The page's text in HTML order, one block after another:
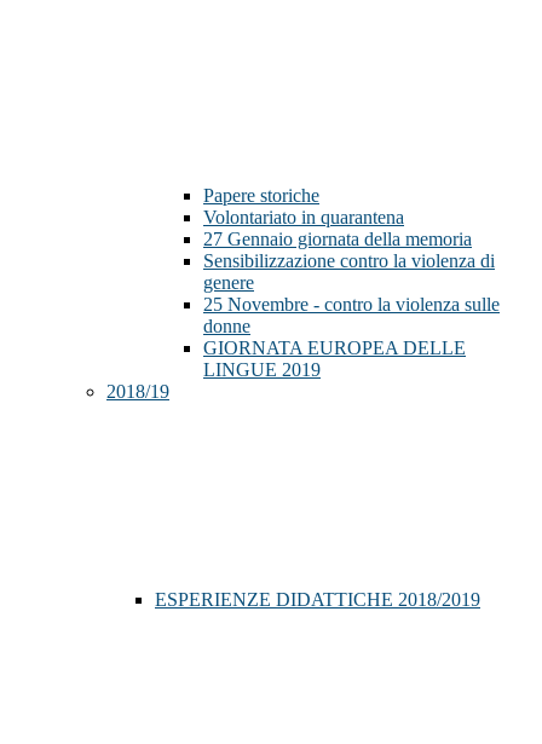
Papere storiche
Volontariato in quarantena
27 Gennaio giornata della memoria
Sensibilizzazione contro la violenza di
genere
25 Novembre - contro la violenza sulle
donne
GIORNATA EUROPEA DELLE
LINGUE 2019
2018/19
ESPERIENZE DIDATTICHE 2018/2019